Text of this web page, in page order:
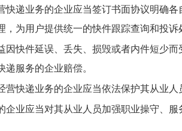
快递业务的企业应当签订书面协议明确
，为用户提供统一的快件跟踪查询和投诉
因快件延误、丢失、损毁或者内件短少
递服务的企业赔偿。
快递业务的企业应当依法保护其从业人
企业应当对其从业人员加强职业操守、